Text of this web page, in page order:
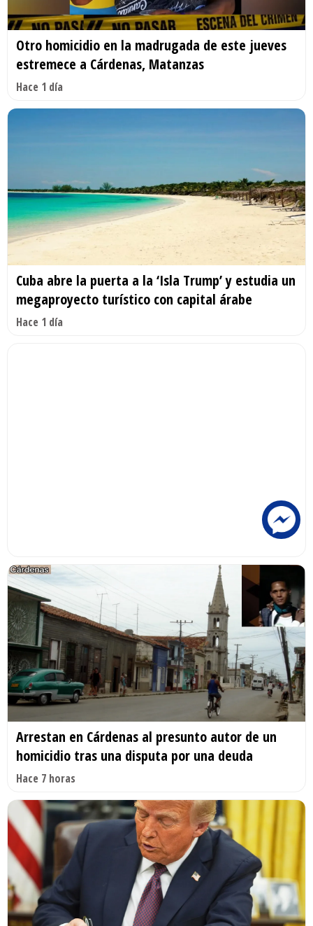
Otro homicidio en la madrugada de este jueves
estremece a Cárdenas, Matanzas
Hace 1 día
Cuba abre la puerta a la ‘Isla Trump’ y estudia un
megaproyecto turístico con capital árabe
Hace 1 día
Arrestan en Cárdenas al presunto autor de un
homicidio tras una disputa por una deuda
Hace 7 horas